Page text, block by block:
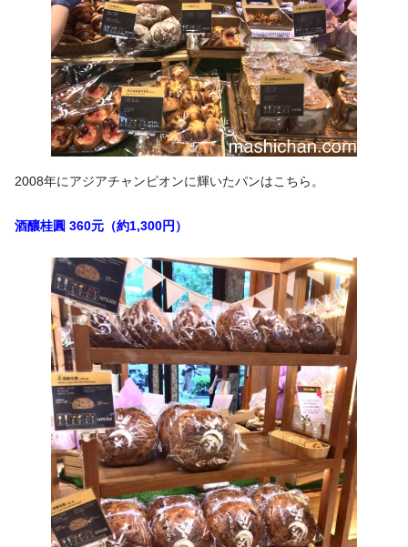
2008年にアジアチャンピオンに輝いたパンはこちら。
酒釀桂圓 360元（約1,300円）